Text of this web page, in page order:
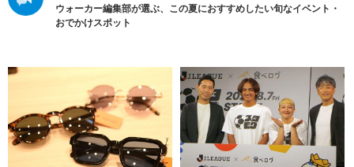
ウォーカー編集部が選ぶ、この夏におすすめしたい旬なイベント・
おでかけスポット